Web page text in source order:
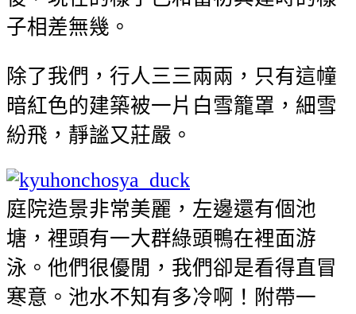
子相差無幾。
除了我們，行人三三兩兩，只有這幢
暗紅色的建築被一片白雪籠罩，細雪
紛飛，靜謐又莊嚴。
庭院造景非常美麗，左邊還有個池
塘，裡頭有一大群綠頭鴨在裡面游
泳。他們很優閒，我們卻是看得直冒
寒意。池水不知有多冷啊！附帶一